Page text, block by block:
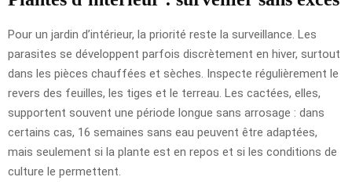
Pour un jardin d’intérieur, la priorité reste la surveillance. Les
parasites se développent parfois discrètement en hiver, surtout
dans les pièces chauffées et sèches. Inspecte régulièrement le
revers des feuilles, les tiges et le terreau. Les cactées, elles,
supportent souvent une période longue sans arrosage : dans
certains cas, 16 semaines sans eau peuvent être adaptées,
mais seulement si la plante est en repos et si les conditions de
culture le permettent.